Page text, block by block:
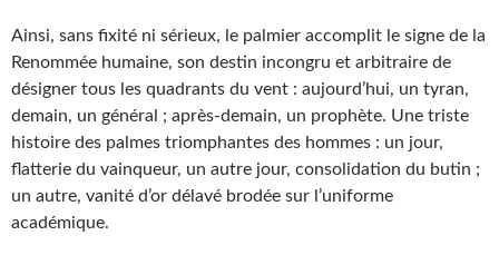
Ainsi, sans fixité ni sérieux, le palmier accomplit le signe de la
Renommée humaine, son destin incongru et arbitraire de
désigner tous les quadrants du vent : aujourd’hui, un tyran,
demain, un général ; après-demain, un prophète. Une triste
histoire des palmes triomphantes des hommes : un jour,
flatterie du vainqueur, un autre jour, consolidation du butin ;
un autre, vanité d’or délavé brodée sur l’uniforme
académique.